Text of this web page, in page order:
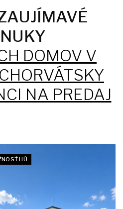
DOMOV V
NA PREDAJ
HÚ